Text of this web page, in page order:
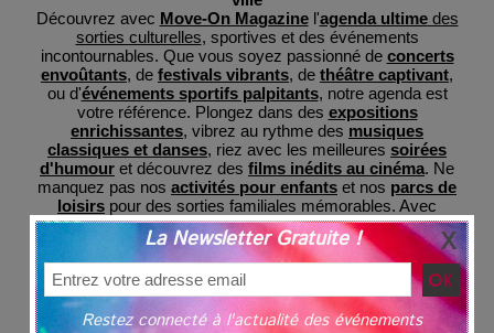
Découvrez avec Move-On Magazinel'agenda ultimedes
sorties culturelles, sportives et des événements
incontournables. Que vous soyez passionné de concerts
envoûtants, de festivals vibrants, de théâtre captivant,
ou d'événements sportifs palpitants, notre agenda est
votre référence. Plongez dans des expositions
enrichissantes, vibrez au rythme des musiques
classiques et danses, riez avec les meilleures soirées
d'humour et découvrez des films inédits au cinéma. Ne
manquez pas nos activités pour enfants et nos parcs de
loisirs pour des sorties familiales mémorables. Avec
MoveOnMag, restez informé des dernières tendances et
préparez-vous à des expériences inoubliables, le tout
regroupé en un lieu central pour votre commodité et avec
une billeterie sécurisée
grâce à nos partenaires.
La Newsletter Gratuite !
Restez connecté à l'actualité des événements